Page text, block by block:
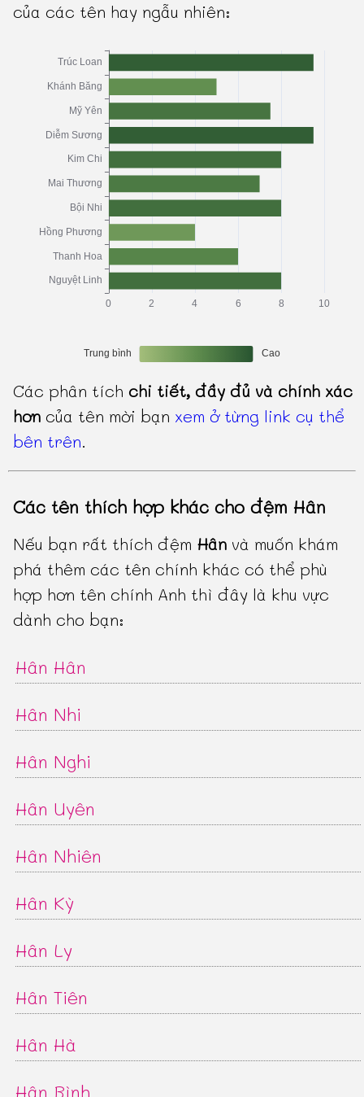
của các tên hay ngẫu nhiên:
Các phân tích chi tiết, đầy đủ và chính xác
hơn của tên mời bạn xem ở từng link cụ thể
bên trên.
Các tên thích hợp khác cho đệm Hân
Nếu bạn rất thích đệm Hân và muốn khám
phá thêm các tên chính khác có thể phù
hợp hơn tên chính Anh thì đây là khu vực
dành cho bạn:
Hân Hân
Hân Nhi
Hân Nghi
Hân Uyên
Hân Nhiên
Hân Kỳ
Hân Ly
Hân Tiên
Hân Hà
Hân Bình